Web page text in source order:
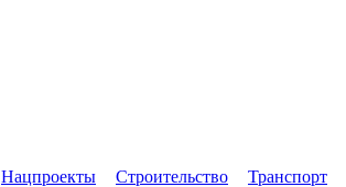
Нацпроекты Строительство Транспорт